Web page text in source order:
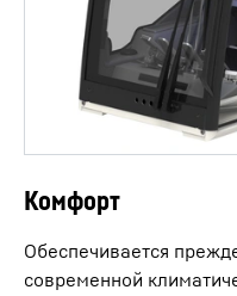
Комфорт
Обеспечивается
современной